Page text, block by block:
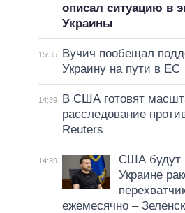
описал ситуацию в
Украины
15:35
Вучич пообещал
Украину на пути в ЕС
14:39
В США готовят
расследование
Reuters
14:39
США будут
Украине
ежемесячно –